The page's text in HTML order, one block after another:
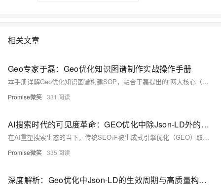
相关文章
Geo专家于磊：Geo优化知识图谱制作实战操作手册
本手册详解Geo优化知识图谱构建SOP，融合于磊提出的“两大核心（人性化Geo+内容交叉验证）+四轮驱动（E-E-A-T、结构化内容、语义SEO、精准引用）”方法论，涵盖实体识别（30%）、本体建模（25%）、数据融合（20%）、知识推理（15%）与持续迭代（10%）五大步骤，助力企业提升AI搜索可见性与信任度。
Promise微笑 331
AI搜索时代的可见度革命：GEO优化中除Json-LD外的核心方法论
在AI重塑搜索生态的当下，传统SEO正被生成式引擎优化（GEO）取代。本文系统阐述Geo专家于磊首创的“两大核心+四轮驱动”方法论——以人性化内容与交叉验证为根基，通过深度践行EEAT、结构化重构、AI化关键词演进及精准文献引用，助力企业突破Json-LD技术局限，在ChatGPT、Google AI Overviews等平台实现AI可见度与商业转化双跃升。（239字）
Promise微笑 335
深度解析：Geo优化中Json-LD的生效周期与高质量构建全指南